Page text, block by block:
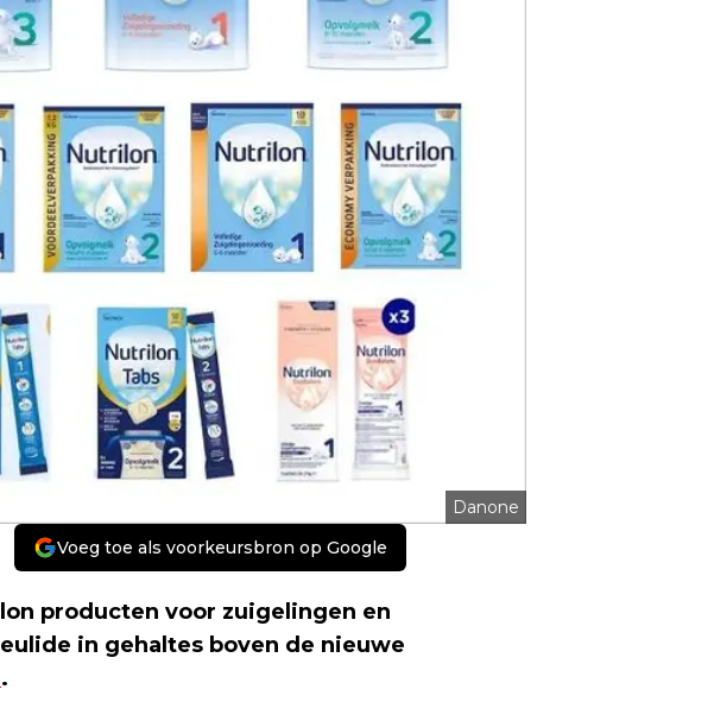
Danone
Voeg toe als voorkeursbron op Google
producten voor zuigelingen en
in gehaltes boven de nieuwe
.